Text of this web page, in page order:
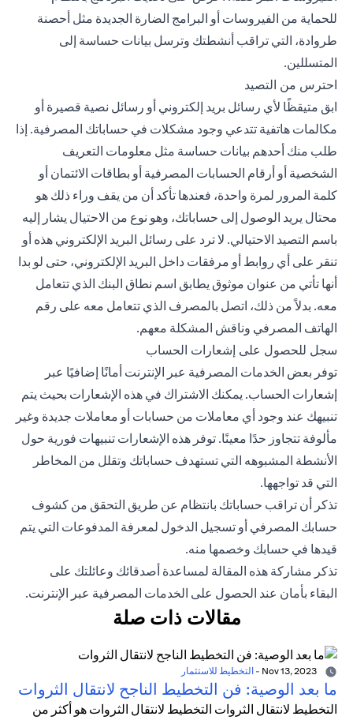
للحماية من الفيروسات أو البرامج الضارة الجديدة مثل أحصنة
طروادة، التي تراقب أنشطتك وترسل بيانات حساسة إلى
المتسللين.
احترس من التصيد
ابق متيقظًا لأي رسائل بريد إلكتروني أو رسائل نصية قصيرة أو
مكالمات هاتفية تتدعي وجود مشكلات في حساباتك المصرفية. إذا
طلب منك أحدهم بيانات حساسة مثل معلومات التعريف
الشخصية أو أرقام الحسابات المصرفية أو بطاقات الائتمان أو
كلمة المرور لمرة واحدة، فعندها تأكد أن من يقف وراء ذلك هو
محتال يريد الوصول إلى حساباتك، وهو نوع من الاحتيال يشار إليه
باسم التصيد الاحتيالي. لا ترد على رسائل البريد الإلكتروني هذه أو
تنقر على أي روابط أو مرفقات داخل البريد الإلكتروني، حتى لو بدا
أنها تأتي من عنوان موثوق يطابق اسم نطاق البنك الذي تتعامل
معه. بدلاً من ذلك، اتصل بالمصرف الذي تتعامل معه على رقم
الهاتف المصرفي وناقش المشكلة معهم.
سجل للحصول على إشعارات الحساب
توفر بعض الخدمات المصرفية عبر الإنترنت أمانًا إضافيًا عبر
إشعارات الحساب. يمكنك الاشتراك في هذه الإشعارات بحيث يتم
تنبيهك عند وجود أي معاملات من حسابات أو معاملات جديدة وغير
مألوفة تتجاوز حدًا معينًا. توفر هذه الإشعارات تنبيهات فورية حول
الأنشطة المشبوهه التي تستهدف حساباتك وتقلل من المخاطر
التي قد تواجهها.
تذكر أن تراقب حساباتك بانتظام عن طريق التحقق من كشوف
حسابك المصرفي أو تسجيل الدخول لمعرفة المدفوعات التي يتم
قيدها في حسابك وخصمها منه.
تذكر مشاركة هذه المقالة لمساعدة أصدقائك وعائلتك على
البقاء بأمان عند الحصول على الخدمات المصرفية عبر الإنترنت.
مقالات ذات صلة
- التخطيط للاستثمار
ما بعد الوصية: فن التخطيط الناجح لانتقال الثروات
التخطيط لانتقال الثروات التخطيط لانتقال الثروات هو أكثر من